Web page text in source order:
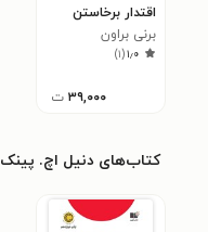
اقتدار برخاستن
(خلاصه کتاب)
برنی براون
۱٫۰(۱)
۳۹,۰۰۰ ت
کتاب‌های دنیل اچ. پینک